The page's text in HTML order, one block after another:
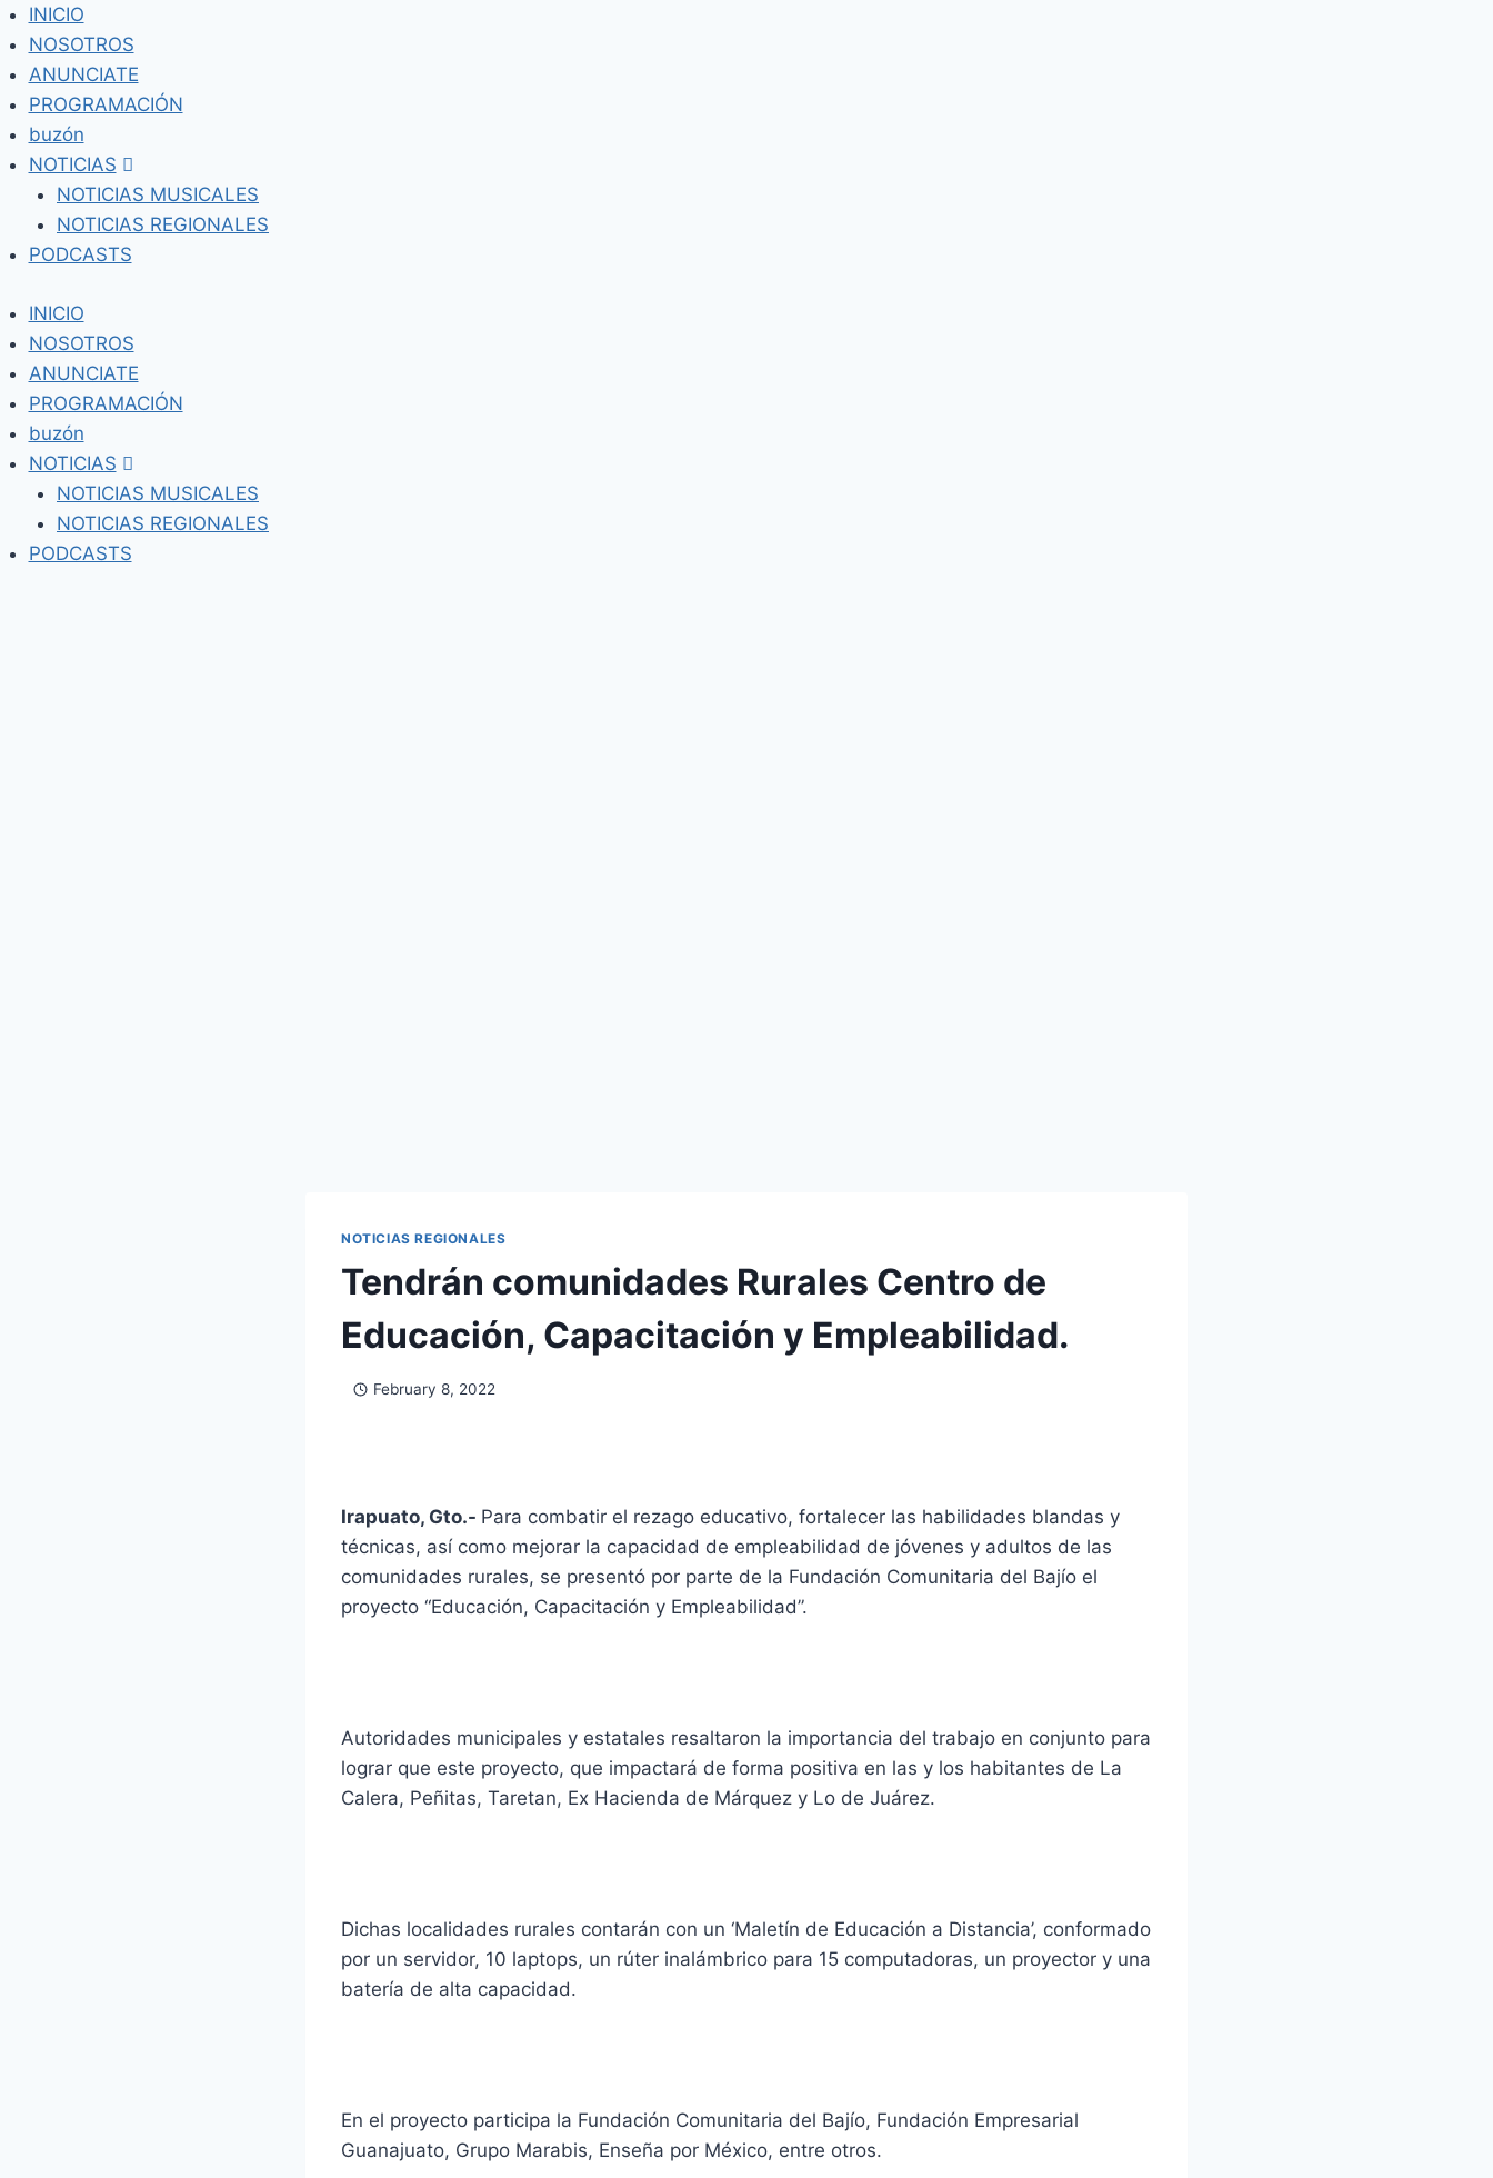
Skip
to
content
INICIO
NOSOTROS
ANUNCIATE
PROGRAMACIÓN
buzón
NOTICIAS
NOTICIAS MUSICALES
NOTICIAS REGIONALES
PODCASTS
INICIO
NOSOTROS
ANUNCIATE
PROGRAMACIÓN
buzón
NOTICIAS
NOTICIAS MUSICALES
NOTICIAS REGIONALES
PODCASTS
NOTICIAS REGIONALES
Tendrán comunidades Rurales Centro de
Educación, Capacitación y Empleabilidad.
February 8, 2022
Irapuato, Gto.- Para combatir el rezago educativo, fortalecer las habilidades blandas y
técnicas, así como mejorar la capacidad de empleabilidad de jóvenes y adultos de las
comunidades rurales, se presentó por parte de la Fundación Comunitaria del Bajío el
proyecto “Educación, Capacitación y Empleabilidad”.
Autoridades municipales y estatales resaltaron la importancia del trabajo en conjunto para
lograr que este proyecto, que impactará de forma positiva en las y los habitantes de La
Calera, Peñitas, Taretan, Ex Hacienda de Márquez y Lo de Juárez.
Dichas localidades rurales contarán con un ‘Maletín de Educación a Distancia’, conformado
por un servidor, 10 laptops, un rúter inalámbrico para 15 computadoras, un proyector y una
batería de alta capacidad.
En el proyecto participa la Fundación Comunitaria del Bajío, Fundación Empresarial
Guanajuato, Grupo Marabis, Enseña por México, entre otros.